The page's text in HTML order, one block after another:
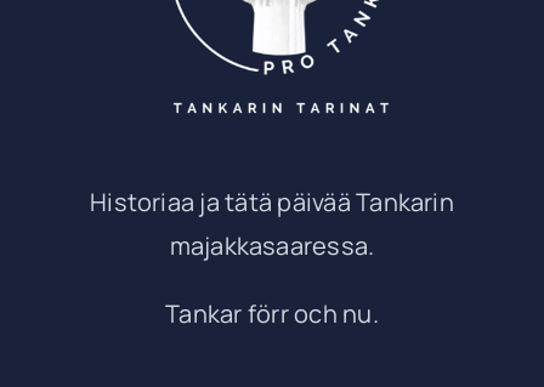
Historiaa ja tätä päivää Tankarin
majakkasaaressa.
Tankar förr och nu.